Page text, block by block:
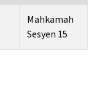
Mahkamah
Sesyen 15